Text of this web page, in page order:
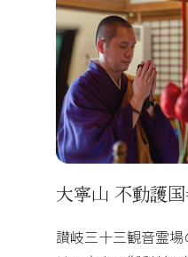
大寧山 不動護
讃岐三十三観音霊